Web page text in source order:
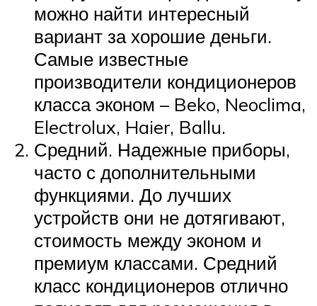
можно найти интересный
вариант за хорошие деньги.
Самые известные
производители кондиционеров
класса эконом – Beko, Neoclima,
Electrolux, Haier, Ballu.
Средний. Надежные приборы,
часто с дополнительными
функциями. До лучших
устройств они не дотягивают,
стоимость между эконом и
премиум классами. Средний
класс кондиционеров отлично